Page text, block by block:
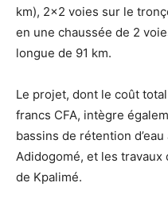
km), 2×2 voies sur le
en une chaussée de 2
longue de 91 km.
Le projet, dont le coût
francs CFA, intègre
bassins de rétention
Adidogomé, et les
de Kpalimé.